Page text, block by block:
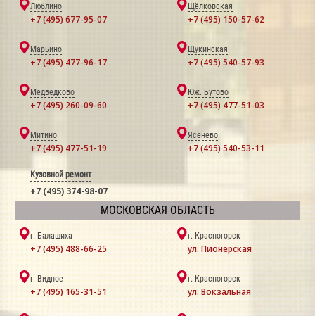
Люблино
+7 (495) 677-95-07
Щёлковская
+7 (495) 150-57-62
Марьино
+7 (495) 477-96-17
Щукинская
+7 (495) 540-57-93
Медведково
+7 (495) 260-09-60
Юж. Бутово
+7 (495) 477-51-03
Митино
+7 (495) 477-51-19
Ясенево
+7 (495) 540-53-11
Кузовной ремонт
+7 (495) 374-98-07
МОСКОВСКАЯ ОБЛАСТЬ
г. Балашиха
+7 (495) 488-66-25
г. Красногорск
ул. Пионерская
г. Видное
+7 (495) 165-31-51
г. Красногорск
ул. Вокзальная